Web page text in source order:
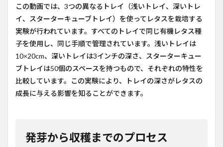
この動画では、3つの異なるトレイ（浅いトレイ、深いトレ
イ、スターターキューブトレイ）を使ってレタスを栽培する
実験が行われています。すべてのトレイで同じ有機レタス種
子を使用し、同じ手順で管理されています。浅いトレイは
10×20cm、深いトレイは3インチの深さ、スターターキュー
ブトレイは50個のスペースを持つもので、それぞれの特性を
比較しています。この実験により、トレイの深さがレタスの
成長に与える影響を知ることができます。
発芽から収穫までのプロセス